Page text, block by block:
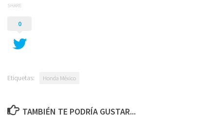
SHARE
0
Etiquetas: Honda México
TAMBIÉN TE PODRÍA GUSTAR...